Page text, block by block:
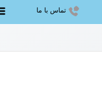
تماس با ما